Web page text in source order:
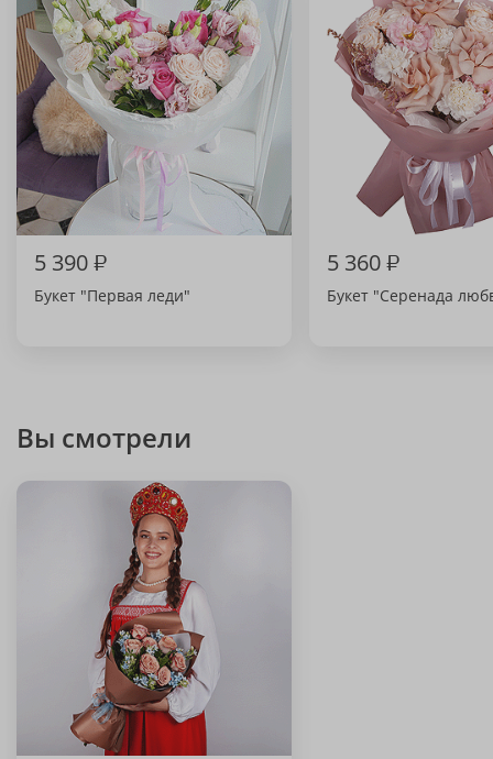
5 390₽
Букет "Первая леди"
5 360₽
Букет "Серенада
Вы смотрели